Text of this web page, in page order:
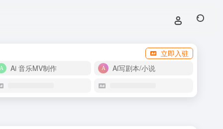
立即入驻
Ai 音乐MV制作
Ai写剧本/小说